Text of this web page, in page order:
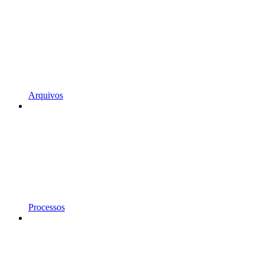
Arquivos
Processos